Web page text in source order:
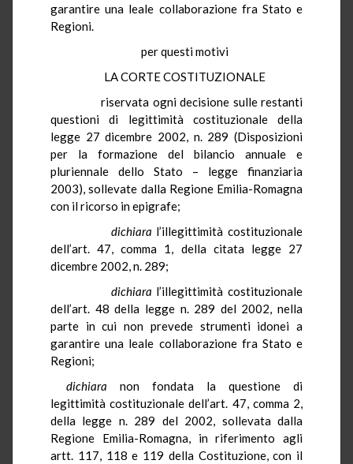
garantire una leale collaborazione fra Stato e
Regioni.
per questi motivi
LA CORTE COSTITUZIONALE
riservata ogni decisione sulle restanti
questioni di legittimità costituzionale della
legge 27 dicembre 2002, n. 289 (Disposizioni
per la formazione del bilancio annuale e
pluriennale dello Stato – legge finanziaria
2003), sollevate dalla Regione Emilia-Romagna
con il ricorso in epigrafe;
dichiara l’illegittimità costituzionale
dell’art. 47, comma 1, della citata legge 27
dicembre 2002, n. 289;
dichiara l’illegittimità costituzionale
dell’art. 48 della legge n. 289 del 2002, nella
parte in cui non prevede strumenti idonei a
garantire una leale collaborazione fra Stato e
Regioni;
dichiara non fondata la questione di
legittimità costituzionale dell’art. 47, comma 2,
della legge n. 289 del 2002, sollevata dalla
Regione Emilia-Romagna, in riferimento agli
artt. 117, 118 e 119 della Costituzione, con il